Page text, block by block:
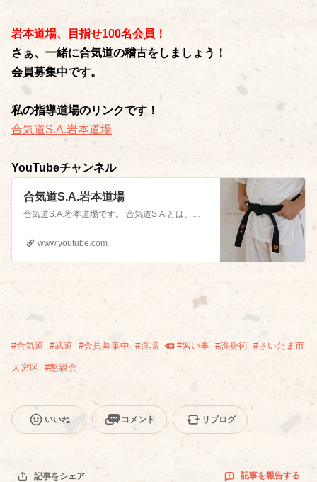
岩本道場、目指せ100名会員！
さぁ、一緒に合気道の稽古をしましょう！
会員募集中です。
私の指導道場のリンクです！
合気道S.A.岩本道場
YouTubeチャンネル
合気道S.A.岩本道場
合気道S.A.岩本道場です。 合気道S.A.とは、既存の合気道の稽古に、突きや蹴りの打撃技や自由組手・試合を取り入れている合気道団体です。 当方は、合気道S.A.の支部の中で、埼玉県の戸田市＆さいたま市大宮区で指導をしています。 「合気道に打撃技を取り入れている」というと、総合格闘技的なものを目指していると誤解されますが、当道場ではそうではありません。 …
www.youtube.com
#合気道 #武道 #会員募集中 #道場 #習い事 #護身術 #さいたま市
大宮区 #懇親会
いいね コメント リブログ
記事をシェア 記事を報告する